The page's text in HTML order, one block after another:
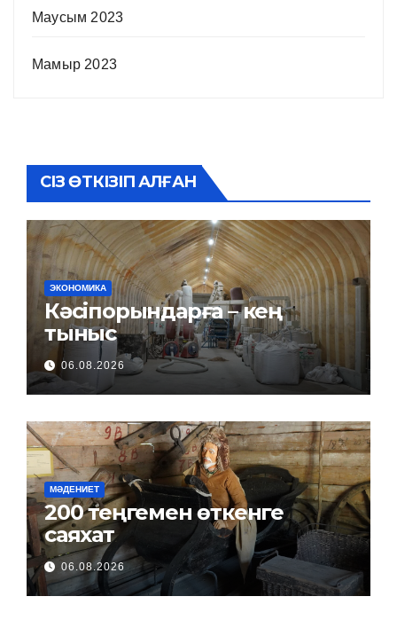
Маусым 2023
Мамыр 2023
СІЗ ӨТКІЗІП АЛҒАН
ЭКОНОМИКА
Кәсіпорындарға – кең
тыныс
06.08.2026
МӘДЕНИЕТ
200 теңгемен өткенге
саяхат
06.08.2026